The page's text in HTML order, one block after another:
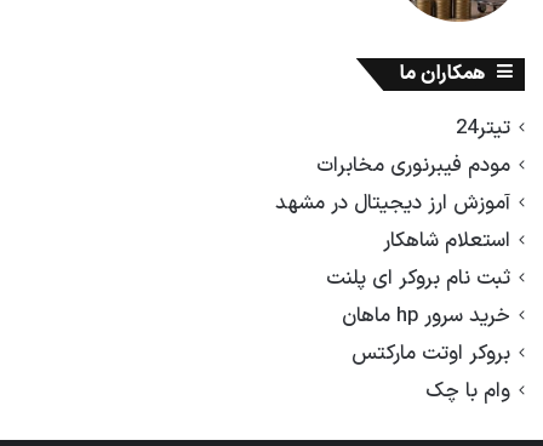
همکاران ما
تیتر24
مودم فیبرنوری مخابرات
آموزش ارز دیجیتال در مشهد
استعلام شاهکار
ثبت نام بروکر ای پلنت
خرید سرور hp ماهان
بروکر اوتت مارکتس
وام با چک